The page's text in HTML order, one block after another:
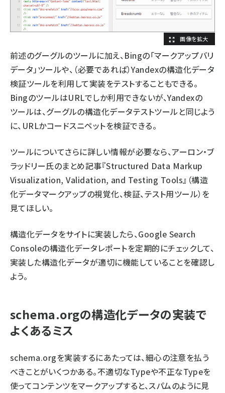
前述のグーグルのツールに加え、Bingの「マークアップバリ
データ」ツールや、（必要であれば）Yandexの構造化データ
検証ツールを利用して実装をテストすることもできる。
BingのツールはURLでしか利用できないが、Yandexの
ツールは、グーグルの構造化データテストツールと同じよう
に、URLかコードスニペットを検証できる。
ツールについてさらに詳しい情報が必要なら、アーロン・ブ
ラッドリー氏のまとめ記事『Structured Data Markup
Visualization, Validation, and Testing Tools』（構造
化データマークアップの視覚化、検証、テスト用ツール）を
見てほしい。
構造化データをサイトに実装したら、Google Search
Consoleの構造化データレポートを定期的にチェックして、
実装した構造化データが適切に機能していることを確認し
よう。
schema.orgの構造化データの実装で
よくあるミス
schema.orgを実装するにあたっては、細心の注意を払う
べきことがいくつかある。不適切なTypeや不正なTypeを
使ってコンテンツをマークアップすると、スパムのように見